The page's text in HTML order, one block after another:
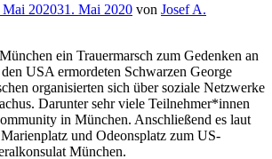
Mai 202031. Mai 2020 von Josef A.
ein Trauermarsch zum Gedenken an
USA ermordeten Schwarzen George
organisierten sich über soziale Netzwerke
Darunter sehr viele Teilnehmer*innen
in München. Anschließend es laut
und Odeonsplatz zum US-
München.